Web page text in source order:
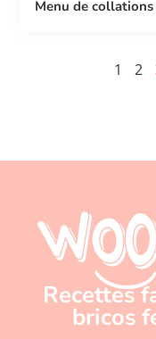
Menu de collations
1 2
Recettes
bricos